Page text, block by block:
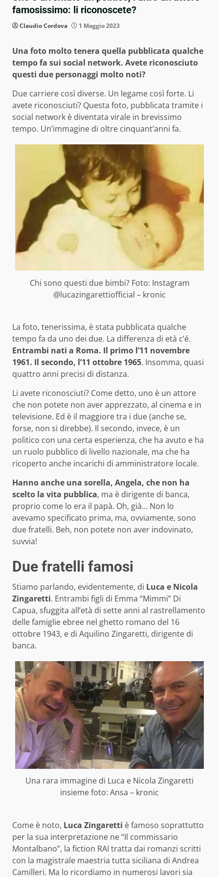
famosissimo: li riconoscete?
Claudio Cordova 1 Maggio 2023
Una foto molto tenera quella pubblicata qualche
tempo fa sui social network. Avete riconosciuto
questi due personaggi molto noti?
Due carriere così diverse. Un legame così forte. Li
avete riconosciuti? Questa foto, pubblicata tramite i
social network è diventata virale in brevissimo
tempo. Un’immagine di oltre cinquant’anni fa.
Chi sono questi due bimbi? Foto: Instagram
@lucazingarettiofficial – kronic
La foto, tenerissima, è stata pubblicata qualche
tempo fa da uno dei due. La differenza di età c’é.
Entrambi nati a Roma. Il primo l’11 novembre
1961. Il secondo, l’11 ottobre 1965. Insomma, quasi
quattro anni precisi di distanza.
Li avete riconosciuti? Come detto, uno è un attore
che non potete non aver apprezzato, al cinema e in
televisione. Ed è il maggiore tra i due (anche se,
forse, non si direbbe). Il secondo, invece, è un
politico con una certa esperienza, che ha avuto e ha
un ruolo pubblico di livello nazionale, ma che ha
ricoperto anche incarichi di amministratore locale.
Hanno anche una sorella, Angela, che non ha
scelto la vita pubblica, ma è dirigente di banca,
proprio come lo era il papà. Oh, già… Non lo
avevamo specificato prima, ma, ovviamente, sono
due fratelli. Beh, non potete non aver indovinato,
suvvia!
Due fratelli famosi
Stiamo parlando, evidentemente, di Luca e Nicola
Zingaretti. Entrambi figli di Emma “Mimmi” Di
Capua, sfuggita all’età di sette anni al rastrellamento
delle famiglie ebree nel ghetto romano del 16
ottobre 1943, e di Aquilino Zingaretti, dirigente di
banca.
Una rara immagine di Luca e Nicola Zingaretti
insieme foto: Ansa – kronic
Come è noto, Luca Zingaretti è famoso soprattutto
per la sua interpretazione ne “Il commissario
Montalbano”, la fiction RAI tratta dai romanzi scritti
con la magistrale maestria tutta siciliana di Andrea
Camilleri. Ma lo ricordiamo in numerosi lavori sia